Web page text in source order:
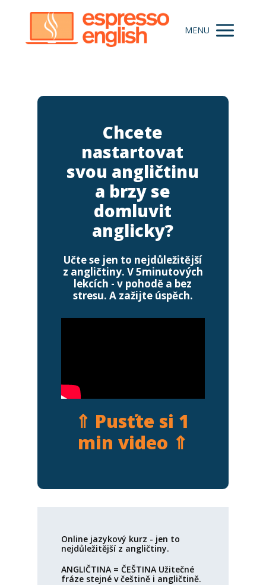
MENU
Chcete
nastartovat
svou angličtinu
a brzy se
domluvit
anglicky?
Učte se jen to nejdůležitější
z angličtiny. V 5minutových
lekcích - v pohodě a bez
stresu. A zažijte úspěch.
⇑ Pusťte si 1
min video ⇑
Online jazykový kurz - jen to
nejdůležitější z angličtiny.
ANGLIČTINA = ČEŠTINA Užitečné
fráze stejné v češtině i angličtině.